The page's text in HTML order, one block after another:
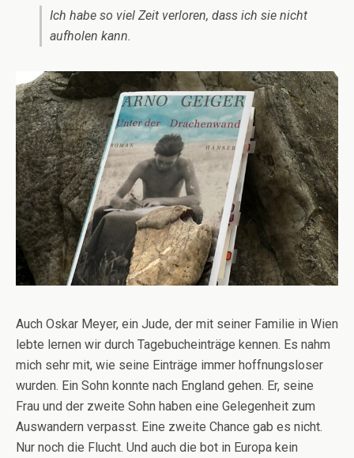
Ich habe so viel Zeit verloren, dass ich sie nicht
aufholen kann.
Auch Oskar Meyer, ein Jude, der mit seiner Familie in Wien
lebte lernen wir durch Tagebucheinträge kennen. Es nahm
mich sehr mit, wie seine Einträge immer hoffnungsloser
wurden. Ein Sohn konnte nach England gehen. Er, seine
Frau und der zweite Sohn haben eine Gelegenheit zum
Auswandern verpasst. Eine zweite Chance gab es nicht.
Nur noch die Flucht. Und auch die bot in Europa kein